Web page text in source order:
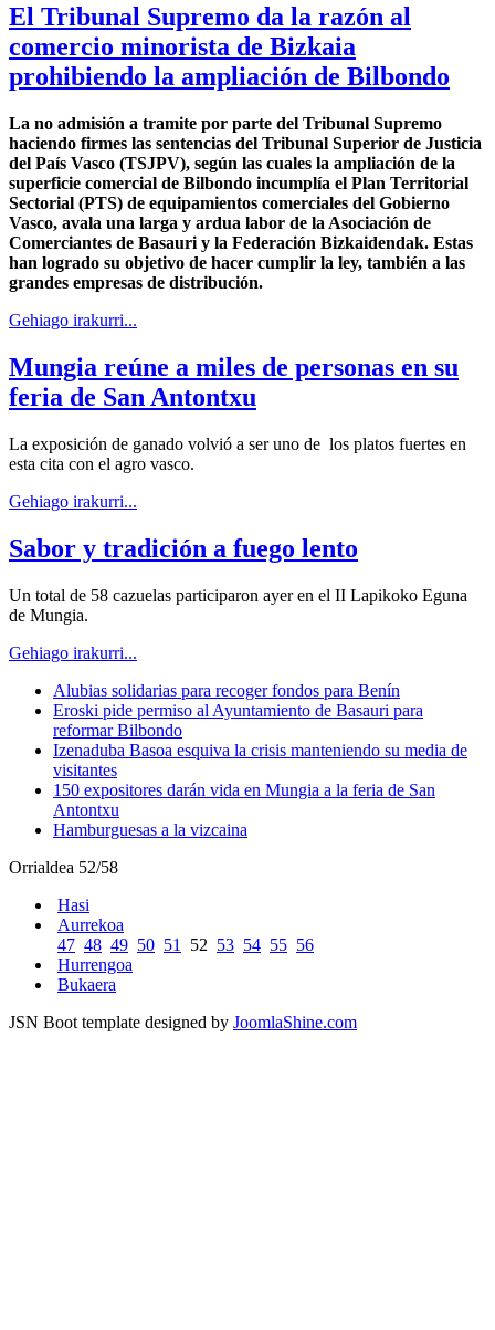
El Tribunal Supremo da la razón al
comercio minorista de Bizkaia
prohibiendo la ampliación de Bilbondo
La no admisión a tramite por parte del Tribunal Supremo
haciendo firmes las sentencias del Tribunal Superior de Justicia
del País Vasco (TSJPV), según las cuales la ampliación de la
superficie comercial de Bilbondo incumplía el Plan Territorial
Sectorial (PTS) de equipamientos comerciales del Gobierno
Vasco, avala una larga y ardua labor de la Asociación de
Comerciantes de Basauri y la Federación Bizkaidendak. Estas
han logrado su objetivo de hacer cumplir la ley, también a las
grandes empresas de distribución.
Gehiago irakurri...
Mungia reúne a miles de personas en su
feria de San Antontxu
La exposición de ganado volvió a ser uno de los platos fuertes en
esta cita con el agro vasco.
Gehiago irakurri...
Sabor y tradición a fuego lento
Un total de 58 cazuelas participaron ayer en el II Lapikoko Eguna
de Mungia.
Gehiago irakurri...
Alubias solidarias para recoger fondos para Benín
Eroski pide permiso al Ayuntamiento de Basauri para
reformar Bilbondo
Izenaduba Basoa esquiva la crisis manteniendo su media de
visitantes
150 expositores darán vida en Mungia a la feria de San
Antontxu
Hamburguesas a la vizcaina
Orrialdea 52/58
Hasi
Aurrekoa
47 48 49 50 51 52 53 54 55 56
Hurrengoa
Bukaera
JSN Boot template designed by JoomlaShine.com